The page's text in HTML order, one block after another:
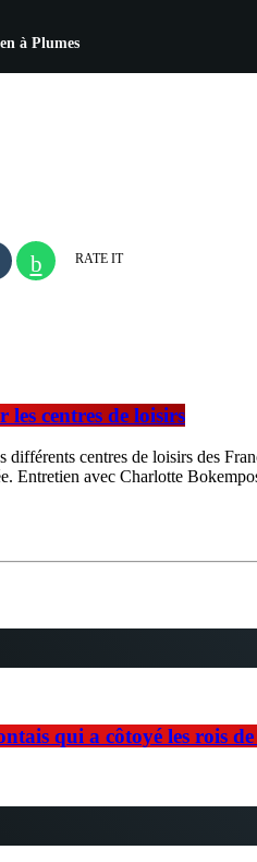
à Plumes
RATE IT
les centres de loisirs
différents centres de loisirs des
Entretien avec Charlotte
qui a côtoyé les rois